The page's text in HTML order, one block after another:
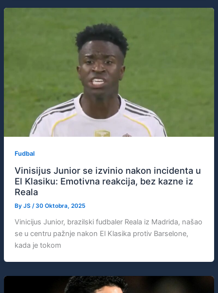
Fudbal
Vinisijus Junior se izvinio nakon incidenta u
El Klasiku: Emotivna reakcija, bez kazne iz
Reala
By JS /30 Oktobra, 2025
Vinicijus Junior, brazilski fudbaler Reala iz Madrida, našao
se u centru pažnje nakon El Klasika protiv Barselone,
kada je tokom